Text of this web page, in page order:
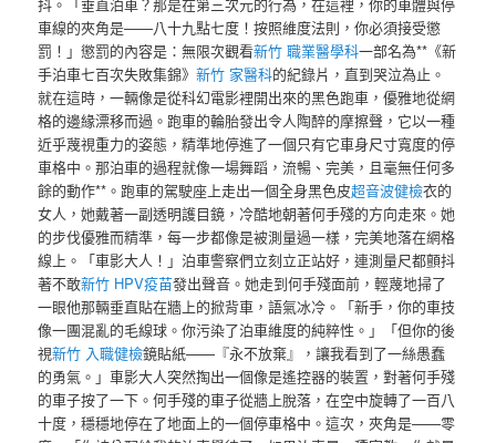
抖。「垂直泊車？那是在第三次元的行為，在這裡，你的車體與停
車線的夾角是——八十九點七度！按照維度法則，你必須接受懲
罰！」懲罰的內容是：無限次觀看新竹 職業醫學科一部名為**《新
手泊車七百次失敗集錦》新竹 家醫科的紀錄片，直到哭泣為止。
就在這時，一輛像是從科幻電影裡開出來的黑色跑車，優雅地從網
格的邊緣漂移而過。跑車的輪胎發出令人陶醉的摩擦聲，它以一種
近乎蔑視重力的姿態，精準地停進了一個只有它車身尺寸寬度的停
車格中。那泊車的過程就像一場舞蹈，流暢、完美，且毫無任何多
餘的動作**。跑車的駕駛座上走出一個全身黑色皮超音波健檢衣的
女人，她戴著一副透明護目鏡，冷酷地朝著何手殘的方向走來。她
的步伐優雅而精準，每一步都像是被測量過一樣，完美地落在網格
線上。「車影大人！」泊車警察們立刻立正站好，連測量尺都顫抖
著不敢新竹 HPV疫苗發出聲音。她走到何手殘面前，輕蔑地掃了
一眼他那輛垂直貼在牆上的掀背車，語氣冰冷。「新手，你的車技
像一團混亂的毛線球。你污染了泊車維度的純粹性。」「但你的後
視新竹 入職健檢鏡貼紙——『永不放棄』，讓我看到了一絲愚蠢
的勇氣。」車影大人突然掏出一個像是遙控器的裝置，對著何手殘
的車子按了一下。何手殘的車子從牆上脫落，在空中旋轉了一百八
十度，穩穩地停在了地面上的一個停車格中。這次，夾角是——零